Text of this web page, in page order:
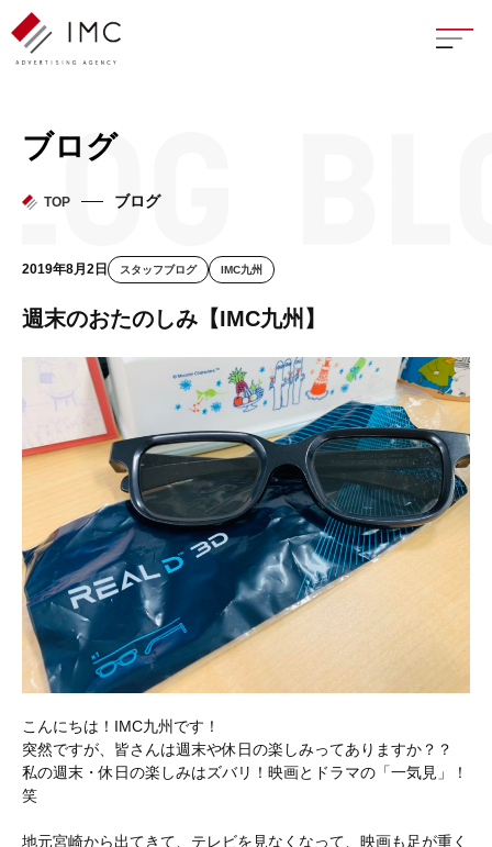
座談
イン
フェ
ブログ
TOP ブログ
2019年8月2日 スタッフブログ IMC九州
週末のおたのしみ【IMC九州】
こんにちは！IMC九州です！
突然ですが、皆さんは週末や休日の楽しみってありますか？？
私の週末・休日の楽しみはズバリ！映画とドラマの「一気見」！
笑
地元宮崎から出てきて、テレビを見なくなって、映画も足が重く